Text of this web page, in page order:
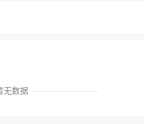
阳维之会。入系舌本。
无数据